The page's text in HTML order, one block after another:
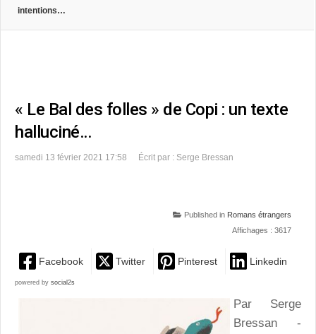
intentions…
« Le Bal des folles » de Copi : un texte
halluciné…
samedi 13 février 2021 17:58 Écrit par : Serge Bressan
Published in Romans étrangers
Affichages : 3617
Facebook Twitter Pinterest Linkedin
powered by social2s
Par Serge
Bressan -